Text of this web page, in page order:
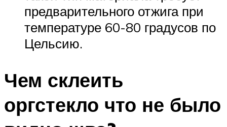
предварительного отжига при
температуре 60-80 градусов по
Цельсию.
Чем склеить
оргстекло что не было